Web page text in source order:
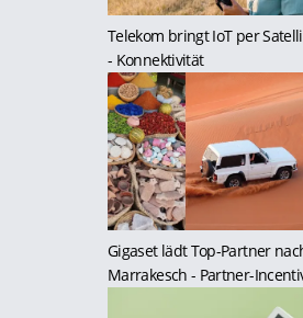
Telekom bringt IoT per
- Konnektivität
Gigaset lädt Top-Partner
Marrakesch - Partner-